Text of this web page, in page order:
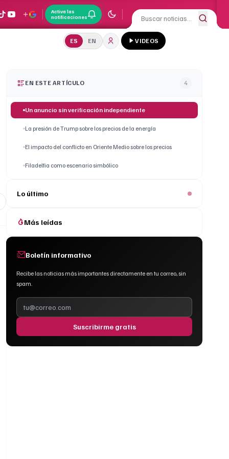
Activa las
notificaciones
ES EN VIDEOS
EN ESTE ARTÍCULO 4
Un anuncio sin verificación independiente
La presión de Trump sobre los precios de la energía
El impacto del conflicto en Oriente Medio sobre los precios
Filadelfia como escenario simbólico
Lo último
Más leídas
Boletín informativo
Recibe las noticias más importantes directamente en tu correo, sin
spam.
Suscribirme gratis